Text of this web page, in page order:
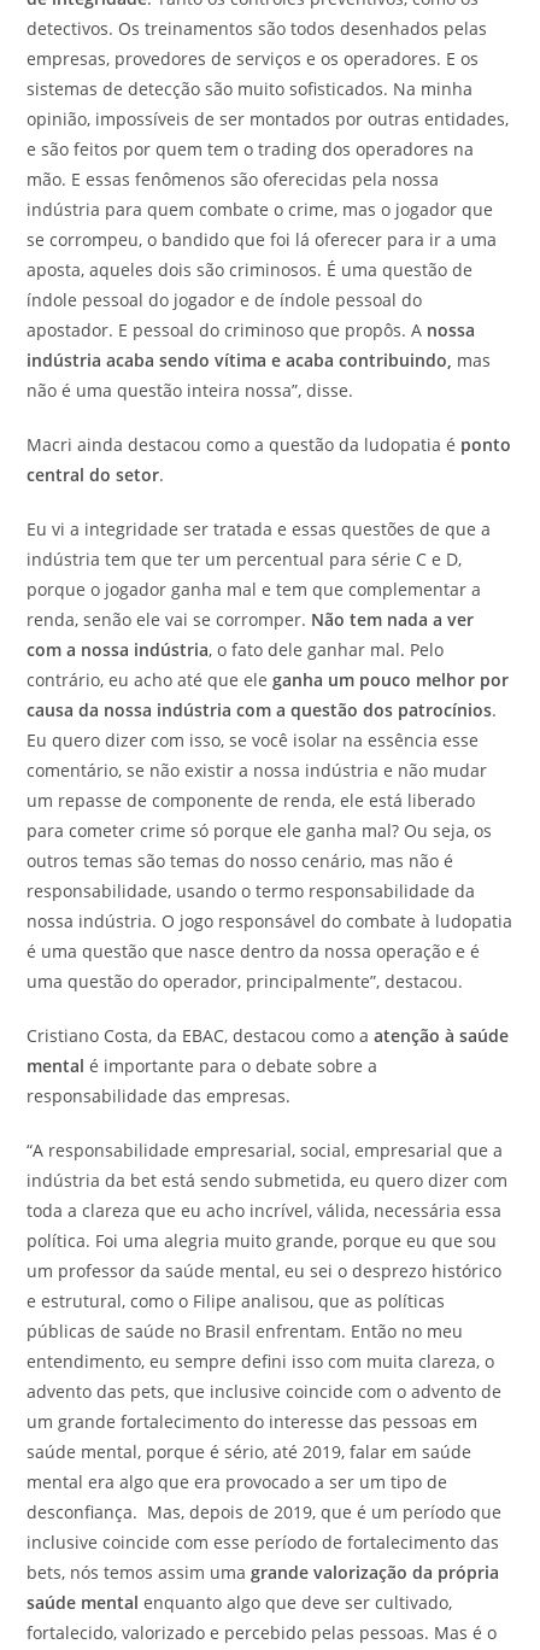
detectivos. Os treinamentos são todos desenhados pelas
empresas, provedores de serviços e os operadores. E os
sistemas de detecção são muito sofisticados. Na minha
opinião, impossíveis de ser montados por outras entidades,
e são feitos por quem tem o trading dos operadores na
mão. E essas fenômenos são oferecidas pela nossa
indústria para quem combate o crime, mas o jogador que
se corrompeu, o bandido que foi lá oferecer para ir a uma
aposta, aqueles dois são criminosos. É uma questão de
índole pessoal do jogador e de índole pessoal do
apostador. E pessoal do criminoso que propôs. A nossa
indústria acaba sendo vítima e acaba contribuindo, mas
não é uma questão inteira nossa”, disse.
Macri ainda destacou como a questão da ludopatia é ponto
central do setor.
Eu vi a integridade ser tratada e essas questões de que a
indústria tem que ter um percentual para série C e D,
porque o jogador ganha mal e tem que complementar a
renda, senão ele vai se corromper. Não tem nada a ver
com a nossa indústria, o fato dele ganhar mal. Pelo
contrário, eu acho até que eleganha um pouco melhor por
causa da nossa indústria com a questão dos patrocínios.
Eu quero dizer com isso, se você isolar na essência esse
comentário, se não existir a nossa indústria e não mudar
um repasse de componente de renda, ele está liberado
para cometer crime só porque ele ganha mal? Ou seja, os
outros temas são temas do nosso cenário, mas não é
responsabilidade, usando o termo responsabilidade da
nossa indústria. O jogo responsável do combate à ludopatia
é uma questão que nasce dentro da nossa operação e é
uma questão do operador, principalmente”, destacou.
Cristiano Costa, da EBAC, destacou como aatenção à saúde
mental é importante para o debate sobre a
responsabilidade das empresas.
“A responsabilidade empresarial, social, empresarial que a
indústria da bet está sendo submetida, eu quero dizer com
toda a clareza que eu acho incrível, válida, necessária essa
política. Foi uma alegria muito grande, porque eu que sou
um professor da saúde mental, eu sei o desprezo histórico
e estrutural, como o Filipe analisou, que as políticas
públicas de saúde no Brasil enfrentam. Então no meu
entendimento, eu sempre defini isso com muita clareza, o
advento das pets, que inclusive coincide com o advento de
um grande fortalecimento do interesse das pessoas em
saúde mental, porque é sério, até 2019, falar em saúde
mental era algo que era provocado a ser um tipo de
desconfiança. Mas, depois de 2019, que é um período que
inclusive coincide com esse período de fortalecimento das
bets, nós temos assim uma grande valorização da própria
saúde mental enquanto algo que deve ser cultivado,
fortalecido, valorizado e percebido pelas pessoas. Mas é o